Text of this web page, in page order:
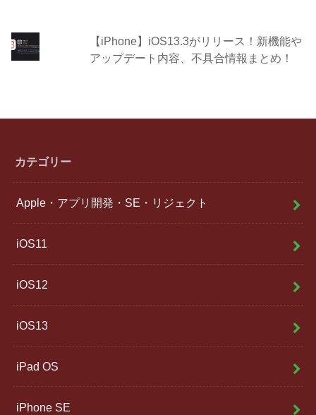
【iPhone】iOS13.3がリリース！新機能や
アップデート内容、不具合情報まとめ！
カテゴリー
Apple・アプリ開発・SE・リジェクト
iOS11
iOS12
iOS13
iPad OS
iPhone SE